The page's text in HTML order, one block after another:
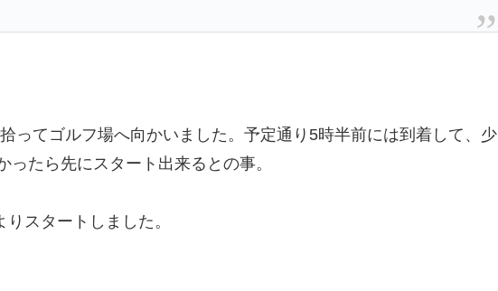
ってゴルフ場へ向かいました。予定通り5時半前には到着して、少
ったら先にスタート出来るとの事。
スタートしました。